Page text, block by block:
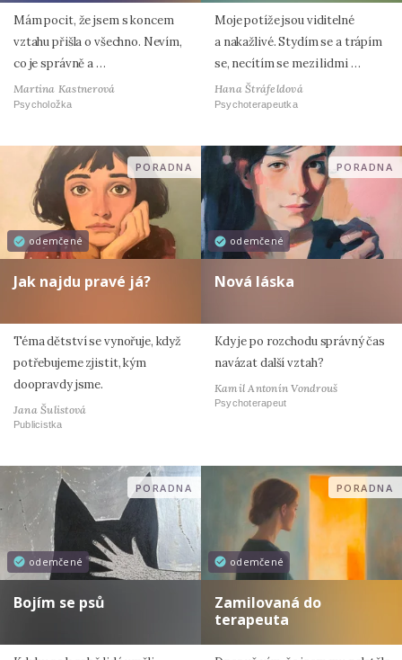
Mám pocit, že jsem s koncem
vztahu přišla o všechno. Nevím,
co je správně a …
Martina Kastnerová
Psycholožka
Moje potíže jsou viditelné
a nakažlivé. Stydím se a trápím
se, necítím se mezi lidmi …
Hana Štráfeldová
Psychoterapeutka
odemčené
PORADNA
Jak najdu pravé já?
Téma dětství se vynořuje, když
potřebujeme zjistit, kým
doopravdy jsme.
Jana Šulistová
Publicistka
odemčené
PORADNA
Nová láska
Kdy je po rozchodu správný čas
navázat další vztah?
Kamil Antonín Vondrouš
Psychoterapeut
odemčené
PORADNA
Bojím se psů
odemčené
PORADNA
Zamilovaná do
terapeuta